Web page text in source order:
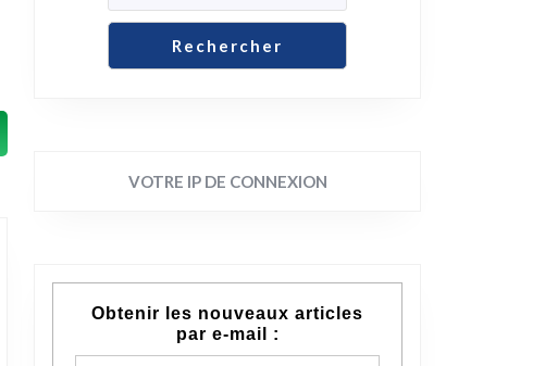
Rechercher
VOTRE IP DE CONNEXION
Obtenir les nouveaux articles
par e-mail :